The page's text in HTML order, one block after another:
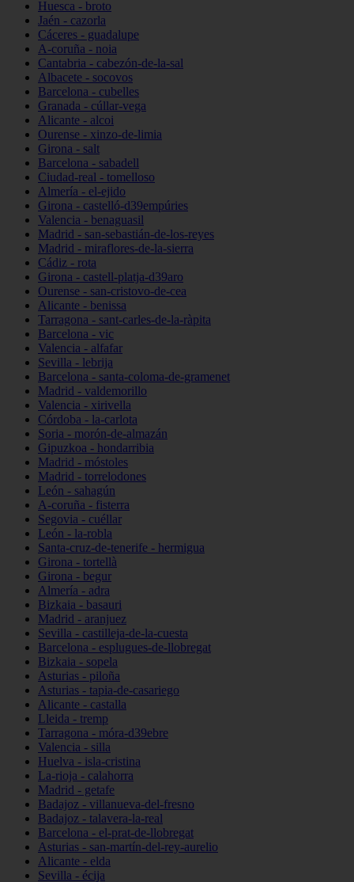
Huesca - broto
Jaén - cazorla
Cáceres - guadalupe
A-coruña - noia
Cantabria - cabezón-de-la-sal
Albacete - socovos
Barcelona - cubelles
Granada - cúllar-vega
Alicante - alcoi
Ourense - xinzo-de-limia
Girona - salt
Barcelona - sabadell
Ciudad-real - tomelloso
Almería - el-ejido
Girona - castelló-d39empúries
Valencia - benaguasil
Madrid - san-sebastián-de-los-reyes
Madrid - miraflores-de-la-sierra
Cádiz - rota
Girona - castell-platja-d39aro
Ourense - san-cristovo-de-cea
Alicante - benissa
Tarragona - sant-carles-de-la-ràpita
Barcelona - vic
Valencia - alfafar
Sevilla - lebrija
Barcelona - santa-coloma-de-gramenet
Madrid - valdemorillo
Valencia - xirivella
Córdoba - la-carlota
Soria - morón-de-almazán
Gipuzkoa - hondarribia
Madrid - móstoles
Madrid - torrelodones
León - sahagún
A-coruña - fisterra
Segovia - cuéllar
León - la-robla
Santa-cruz-de-tenerife - hermigua
Girona - tortellà
Girona - begur
Almería - adra
Bizkaia - basauri
Madrid - aranjuez
Sevilla - castilleja-de-la-cuesta
Barcelona - esplugues-de-llobregat
Bizkaia - sopela
Asturias - piloña
Asturias - tapia-de-casariego
Alicante - castalla
Lleida - tremp
Tarragona - móra-d39ebre
Valencia - silla
Huelva - isla-cristina
La-rioja - calahorra
Madrid - getafe
Badajoz - villanueva-del-fresno
Badajoz - talavera-la-real
Barcelona - el-prat-de-llobregat
Asturias - san-martín-del-rey-aurelio
Alicante - elda
Sevilla - écija